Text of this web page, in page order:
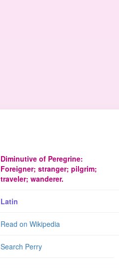
Diminutive of Peregrine:
Foreigner; stranger; pilgrim;
traveler; wanderer.
Latin
Read on Wikipedia
Search Perry